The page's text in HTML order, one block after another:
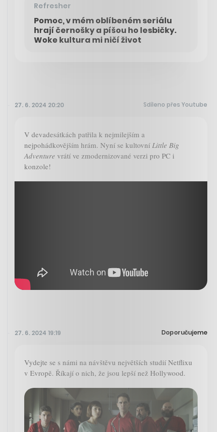
Refresher
Pomoc, v mém oblíbeném seriálu
hrají černošky a píšou ho lesbičky.
Woke kultura mi ničí život
27. 6. 2024 20:20 Sdíleno přes Youtube
V devadesátkách patřila k nejmilejším a
nejpohádkovějším hrám. Nyní se kultovní Little Big
Adventure vrátí ve zmodernizované verzi pro PC i
konzole!
27. 6. 2024 19:19 Doporučujeme
Vydejte se s námi na návštěvu největších studií Netflixu
v Evropě. Říkají o nich, že jsou lepší než Hollywood.